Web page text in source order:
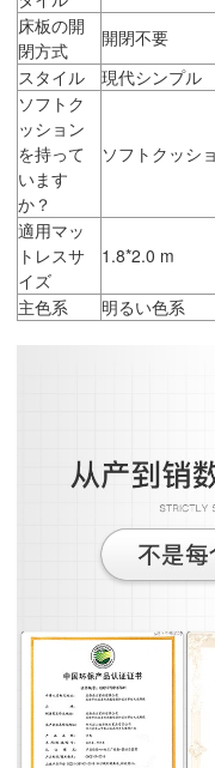
床板の開
閉方式
開閉不要
スタイル
現代シンプル
ソフトク
ッション
を持って
います
か？
ソフトクッシ
適用マッ
トレスサ
イズ
1.8*2.0 m
主色系 明るい色系